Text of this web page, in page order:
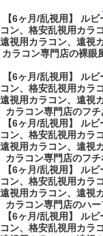
【6ヶ月/乱視用】 ル
コン、格安乱視用カラ
遠視用カラコン、遠視
カラコン専門店の裸眼
【6ヶ月/乱視用】 ル
コン、格安乱視用カラ
遠視用カラコン、遠視
カラコン専門店のフ
【6ヶ月/乱視用】 ル
コン、格安乱視用カラ
遠視用カラコン、遠視
カラコン専門店のフ
【6ヶ月/乱視用】 ル
コン、格安乱視用カラ
遠視用カラコン、遠視
カラコン専門店のハ
【6ヶ月/乱視用】 ル
コン、格安乱視用カラ